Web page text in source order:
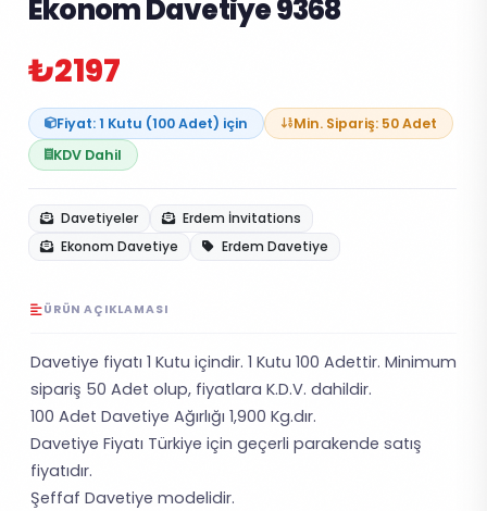
Ekonom Davetiye 9368
₺2197
Fiyat: 1 Kutu (100 Adet) için
Min. Sipariş: 50 Adet
KDV Dahil
Davetiyeler
Erdem İnvitations
Ekonom Davetiye
Erdem Davetiye
ÜRÜN AÇIKLAMASI
Davetiye fiyatı 1 Kutu içindir. 1 Kutu 100 Adettir. Minimum
sipariş 50 Adet olup, fiyatlara K.D.V. dahildir.
100 Adet Davetiye Ağırlığı 1,900 Kg.dır.
Davetiye Fiyatı Türkiye için geçerli parakende satış
fiyatıdır.
Şeffaf Davetiye modelidir.